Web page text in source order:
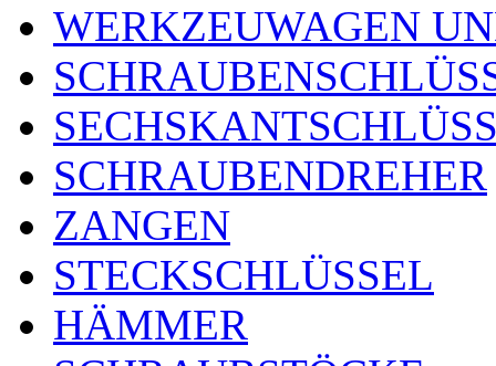
WERKZEUWAGEN
SCHRAUBENDREHER
ZANGEN
STECKSCHLÜSSEL
HÄMMER